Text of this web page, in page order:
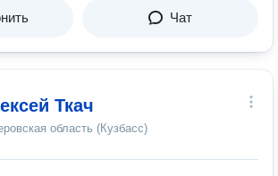
Чат
Ткач
область (Кузбасс)